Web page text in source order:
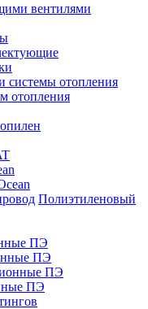
вентилями
системы отопления
отопления
Полиэтиленовый
ПЭ
ПЭ
ПЭ
ПЭ